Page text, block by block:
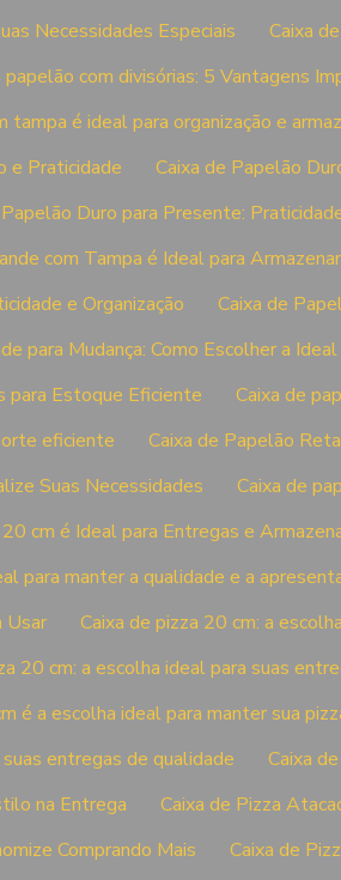
Necessidades Especiais
Caixa
papelão com divisórias: 5 Vantagens
tampa é ideal para organização e
e Praticidade
Caixa de Papelão
Papelão Duro para Presente:
com Tampa é Ideal para
e Organização
Caixa de
para Mudança: Como Escolher a
para Estoque Eficiente
Caixa de
eficiente
Caixa de Papelão
Suas Necessidades
Caixa de
20 cm é Ideal para Entregas e
para manter a qualidade e a
Usar
Caixa de pizza 20 cm: a
20 cm: a escolha ideal para suas
é a escolha ideal para manter sua
entregas de qualidade
Caixa
na Entrega
Caixa de Pizza
Comprando Mais
Caixa de